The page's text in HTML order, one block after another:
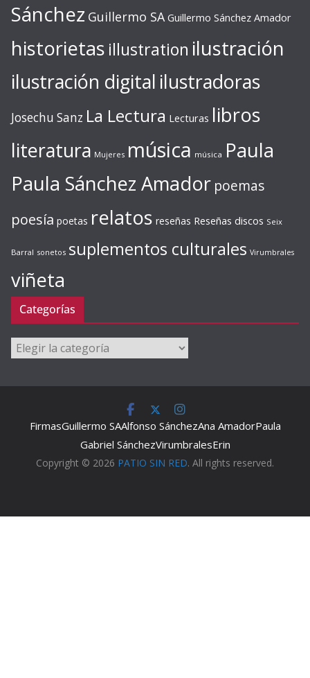
Sánchez Guillermo SA Guillermo Sánchez Amador
historietas illustration ilustración
ilustración digital ilustradoras
Josechu Sanz La Lectura Lecturas libros
literatura Mujeres música música Paula
Paula Sánchez Amador poemas
poesía poetas relatos reseñas Reseñas discos Seix
Barral sonetos suplementos culturales Virumbrales
viñeta
Categorías
Categorías
FirmasGuillermo SAAlfonso SánchezAna AmadorPaula
Gabriel SánchezVirumbralesErin
Copyright © 2026 PATIO SIN RED. All rights reserved.